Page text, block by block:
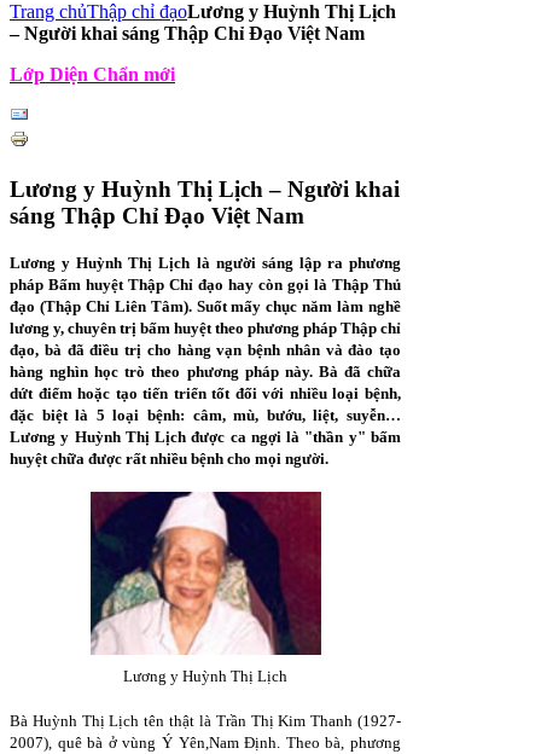
Trang chủThập chỉ đạoLương y Huỳnh Thị Lịch
– Người khai sáng Thập Chỉ Đạo Việt Nam
Lớp Diện Chẩn mới
Lương y Huỳnh Thị Lịch – Người khai
sáng Thập Chỉ Đạo Việt Nam
Lương y Huỳnh Thị Lịch là người sáng lập ra phương
pháp Bấm huyệt Thập Chỉ đạo hay còn gọi là Thập Thủ
đạo (Thập Chỉ Liên Tâm). Suốt mấy chục năm làm nghề
lương y, chuyên trị bấm huyệt theo phương pháp Thập chỉ
đạo, bà đã điều trị cho hàng vạn bệnh nhân và đào tạo
hàng nghìn học trò theo phương pháp này. Bà đã chữa
dứt điểm hoặc tạo tiến triển tốt đối với nhiều loại bệnh,
đặc biệt là 5 loại bệnh: câm, mù, bướu, liệt, suyễn…
Lương y Huỳnh Thị Lịch được ca ngợi là "thần y" bấm
huyệt chữa được rất nhiều bệnh cho mọi người.
Lương y Huỳnh Thị Lịch
Bà Huỳnh Thị Lịch tên thật là Trần Thị Kim Thanh (1927-
2007), quê bà ở vùng Ý Yên,Nam Định. Theo bà, phương